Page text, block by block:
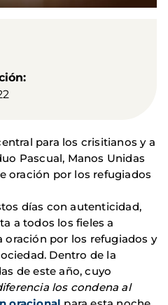
para los crisitianos y a
Pascual, Manos Unidas
oración por los refugiados
días con autenticidad,
a todos los fieles a
oración por los refugiados y
Dentro de la
de este año, cuyo
los condena al